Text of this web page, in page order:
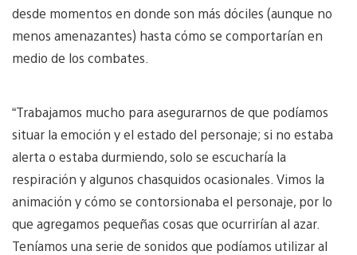
desde momentos en donde son más dóciles (aunque no
menos amenazantes) hasta cómo se comportarían en
medio de los combates.
“Trabajamos mucho para asegurarnos de que podíamos
situar la emoción y el estado del personaje; si no estaba
alerta o estaba durmiendo, solo se escucharía la
respiración y algunos chasquidos ocasionales. Vimos la
animación y cómo se contorsionaba el personaje, por lo
que agregamos pequeñas cosas que ocurrirían al azar.
Teníamos una serie de sonidos que podíamos utilizar al